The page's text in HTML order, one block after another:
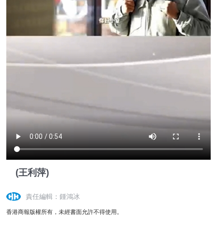
(王利萍)
責任編輯：鍾鴻冰
香港商報版權所有，未經書面允許不得使用。